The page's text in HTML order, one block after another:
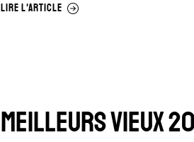
LIRE L'ARTICLE
MEILLEURS VIEUX